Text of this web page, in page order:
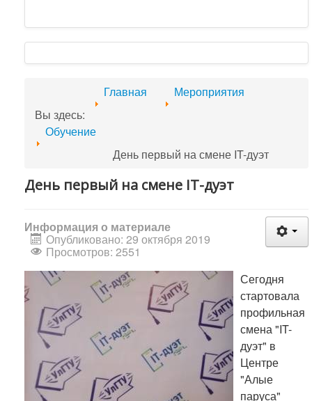
Вы здесь:
Главная Мероприятия
Обучение
День первый на смене IT-дуэт
День первый на смене IT-дуэт
Информация о материале
Опубликовано: 29 октября 2019
Просмотров: 2551
Сегодня
стартовала
профильная
смена "IT-
дуэт" в
Центре
"Алые
паруса"